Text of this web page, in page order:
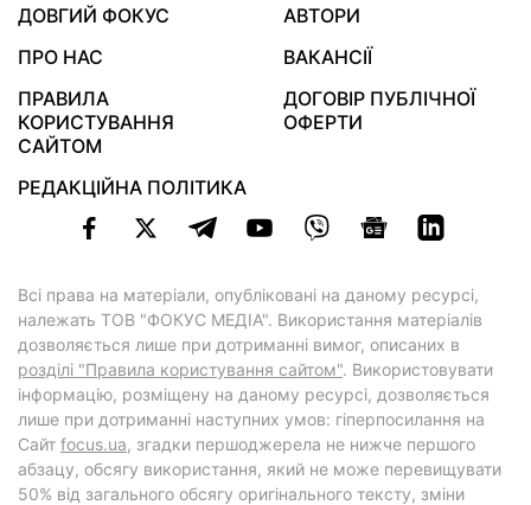
ДОВГИЙ ФОКУС
АВТОРИ
ПРО НАС
ВАКАНСІЇ
ПРАВИЛА
КОРИСТУВАННЯ
САЙТОМ
ДОГОВІР ПУБЛІЧНОЇ
ОФЕРТИ
РЕДАКЦІЙНА ПОЛІТИКА
Всі права на матеріали, опубліковані на даному ресурсі,
належать ТОВ "ФОКУС МЕДІА". Використання матеріалів
дозволяється лише при дотриманні вимог, описаних в
розділі "Правила користування сайтом". Використовувати
інформацію, розміщену на даному ресурсі, дозволяється
лише при дотриманні наступних умов: гіперпосилання на
Cайт focus.ua, згадки першоджерела не нижче першого
абзацу, обсягу використання, який не може перевищувати
50% від загального обсягу оригінального тексту, зміни